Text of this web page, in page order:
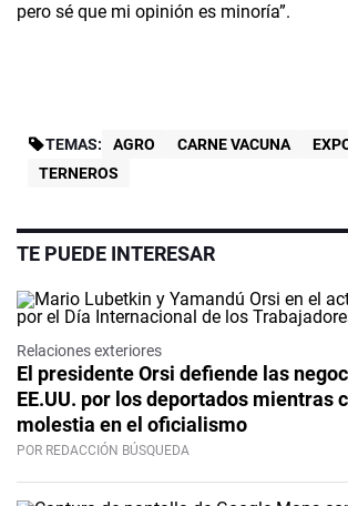
pero sé que mi opinión es minoría”.
TEMAS: AGRO CARNE VACUNA
TERNEROS
TE PUEDE INTERESAR
Relaciones exteriores
El presidente Orsi defiende las
EE.UU. por los deportados mientras
molestia en el oficialismo
POR REDACCIÓN BÚSQUEDA